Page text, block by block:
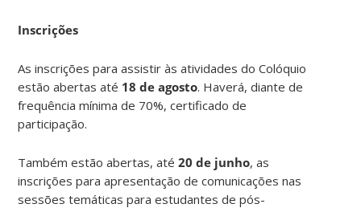
Inscrições
As inscrições para assistir às atividades do Colóquio
estão abertas até 18 de agosto. Haverá, diante de
frequência mínima de 70%, certificado de
participação.
Também estão abertas, até20 de junho, as
inscrições para apresentação de comunicações nas
sessões temáticas para estudantes de pós-